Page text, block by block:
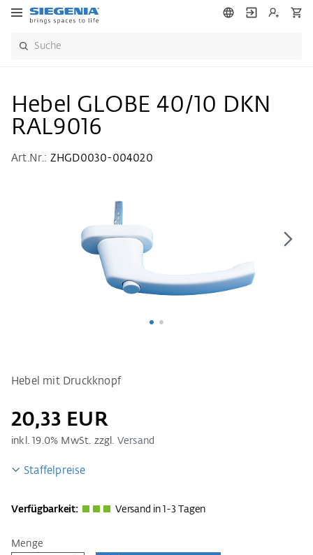
Hebel GLOBE 40/10 DKN
RAL9016
Art.Nr.: ZHGD0030-004020
Hebel mit Druckknopf
20,33 EUR
inkl.19.0% MwSt. zzgl. Versand
Staffelpreise
Verfügbarkeit: Versand in 1-3 Tagen
Menge